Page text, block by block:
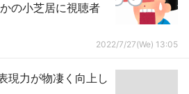
の小芝居に視聴者
2022/7/27(We) 13:05
現力が物凄く向上し